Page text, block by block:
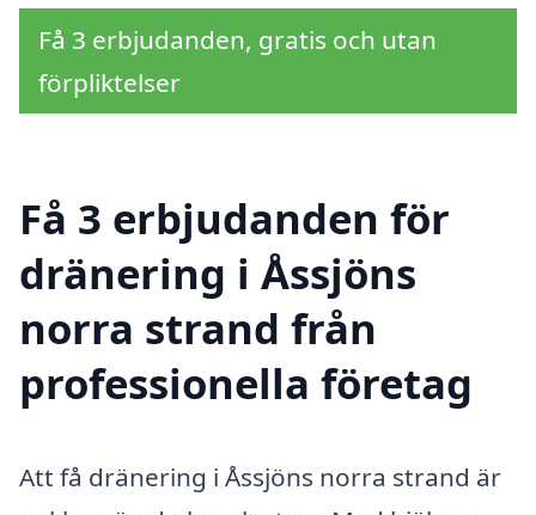
Få 3 erbjudanden, gratis och utan
förpliktelser
Få 3 erbjudanden för
dränering i Åssjöns
norra strand från
professionella företag
Att få dränering i Åssjöns norra strand är